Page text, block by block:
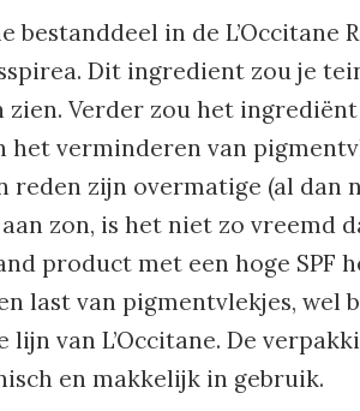
bestanddeel in de L’Occitane
Dit ingredient zou je
zien. Verder zou het
het verminderen van
reden zijn overmatige (al dan
zon, is het niet zo vreemd
product met een hoge SPF
last van pigmentvlekjes, wel
lijn van L’Occitane. De
en makkelijk in gebruik.